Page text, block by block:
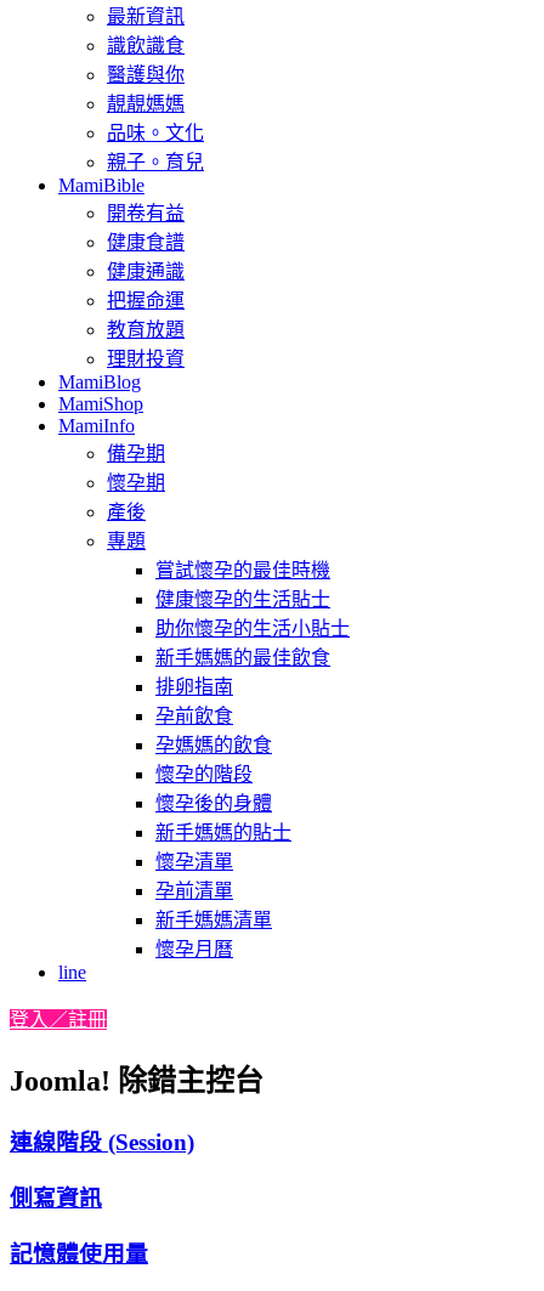
最新資訊
識飲識食
醫護與你
靚靚媽媽
品味。文化
親子。育兒
MamiBible
開卷有益
健康食譜
健康通識
把握命運
教育放題
理財投資
MamiBlog
MamiShop
MamiInfo
備孕期
懷孕期
產後
專題
嘗試懷孕的最佳時機
健康懷孕的生活貼士
助你懷孕的生活小貼士
新手媽媽的最佳飲食
排卵指南
孕前飲食
孕媽媽的飲食
懷孕的階段
懷孕後的身體
新手媽媽的貼士
懷孕清單
孕前清單
新手媽媽清單
懷孕月曆
line
登入／註冊
Joomla! 除錯主控台
連線階段 (Session)
側寫資訊
記憶體使用量